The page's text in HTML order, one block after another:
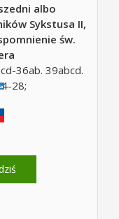
albo
Sykstusa II,
św.
36ab. 39abcd.
28;